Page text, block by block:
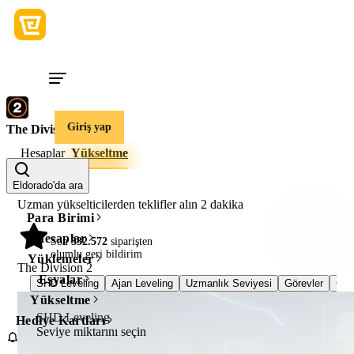
Giriş yap
Eldorado'da ara
Para Birimi
Hesaplar
Yüklemeler
Eşyalar
Yükseltme
Hediye Kartları
The Division 2
Hesaplar Yükseltme
Uzman yükselticilerden teklifler alın 2 dakika
Son332.572 siparişten
olumlu geri bildirim
The Division 2
SHD Leveling Ajan Leveling Uzmanlık Seviyesi Görevler
SHD Leveling
Seviye miktarını seçin